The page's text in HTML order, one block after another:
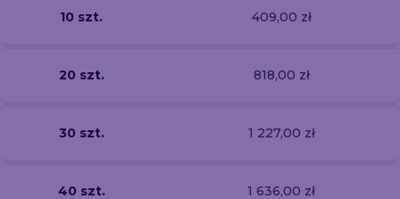
10 szt. 409,00 zł
20 szt. 818,00 zł
30 szt. 1 227,00 zł
40 szt. 1 636,00 zł